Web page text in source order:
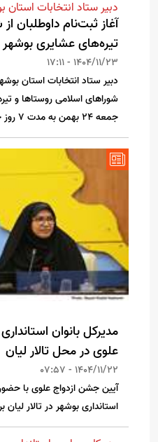
دبیر ستاد انتخابات استان
آغاز ثبت‌نام داوطلبان
تیره‌های عشایری بوشهر از ۲۴
1404/11/23 - 17:11
دبیر ستاد انتخابات استان
شوراهای اسلامی روستاها و
جمعه ۲۴ بهمن به مدت ۷ روز خبر داد.
مدیرکل بانوان
علوی در محل تالار لیان
1404/11/22 - 07:57
آیین جشن ازدواج علوی با
استانداری بوشهر در تالار لیان